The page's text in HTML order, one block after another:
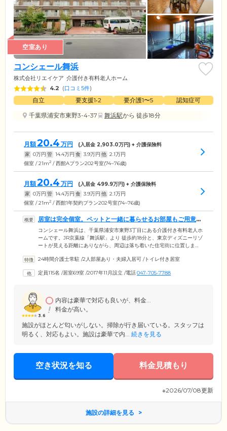
空室あり
コンシェール舞浜
株式会社リエイケア 介護付き有料老人ホーム
4.2 (口コミ5件)
自立 要支援1•2 要介護1〜5
認知症可
千葉県浦安市東野3-4-37
舞浜駅から 徒歩18分
月額20.4 万円 (入居金 2,903.0万円) + 介護保険料
家 0万円 管 14.4万円 食 3.9万円 他 2.1万円
個室 / 21m2 / 西館Aプラン202号室(74~76歳)
月額20.4 万円 (入居金 499.9万円) + 介護保険料
家 0万円 管 14.4万円 食 3.9万円 他 2.1万円
個室 / 21m2 / 西館1年契約プラン202号室(74~76歳)
居室は完全個室。ペットと一緒に暮らせるお部屋もご用意し
ています
コンシェール舞浜は、千葉県浦安市東野3丁目にある介護付き有料老人ホ
ームです。JR京葉線「舞浜駅」より 徒歩約18分と、東京ディズニーリゾ
ートが見える距離にありながら、周辺は落ち着いた住宅街に位置しま
プライバシーに配慮したお部屋は完全個室でご用意しています。ペット
ゼット、エアコンを標準装備。ご自宅からお気に入りの家具や調度品を
24時間介護士常駐 /2人部屋あり・夫婦入居可 /トイレ付き居室
定員115名 /居室69室 /2017年11月設立 /電話047-705-7788
3.6
内容は豪華で対応も良いが、料金...
料金が高い。
施設がほとんど匂いがしない。掃除が行き届いている。スタッフは
明るく、対応もよい。施設は豪華で内... 続きを見る
空き状況を知る 料金見積もり
※2026/07/08更新
施設の詳細を見る